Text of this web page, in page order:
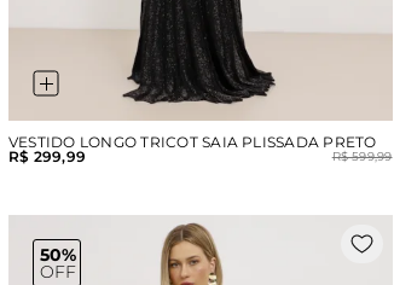
VESTIDO LONGO TRICOT SAIA PLISSADA PRETO
R$ 299,99
R$ 599,99
50%
OFF